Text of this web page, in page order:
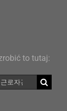
to tutaj: